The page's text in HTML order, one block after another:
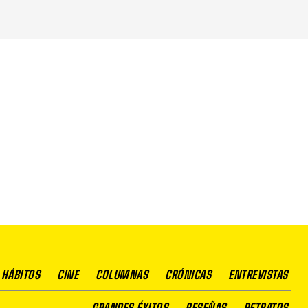
CINE COLUMNAS CRÓNICAS ENTREVISTAS